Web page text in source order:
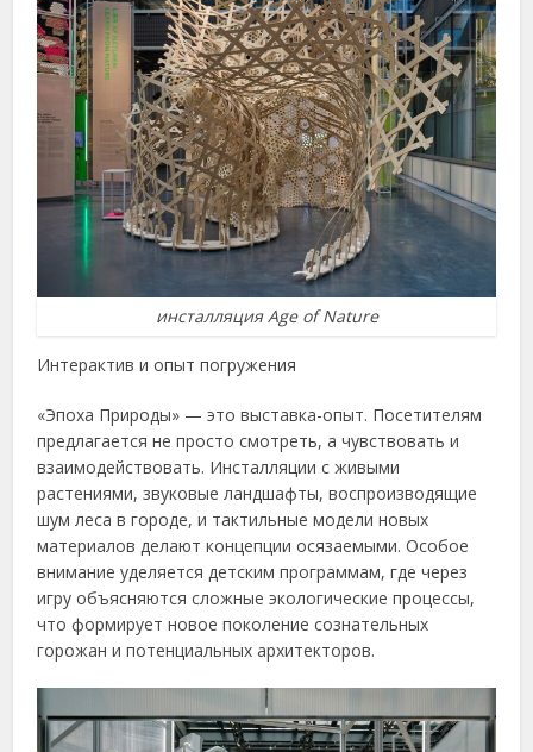
инсталляция Age of Nature
Интерактив и опыт погружения
«Эпоха Природы» — это выставка-опыт. Посетителям
предлагается не просто смотреть, а чувствовать и
взаимодействовать. Инсталляции с живыми
растениями, звуковые ландшафты, воспроизводящие
шум леса в городе, и тактильные модели новых
материалов делают концепции осязаемыми. Особое
внимание уделяется детским программам, где через
игру объясняются сложные экологические процессы,
что формирует новое поколение сознательных
горожан и потенциальных архитекторов.